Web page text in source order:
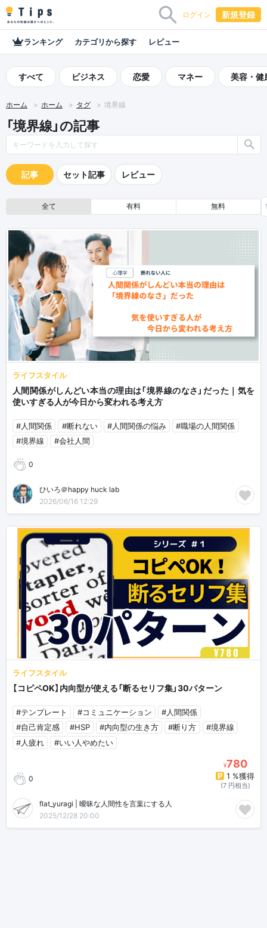
ログイン 新規登録
ランキング カテゴリから探す レビュー
すべて ビジネス 恋愛 マネー 美容・健
ホーム ホーム タグ 境界線
「境界線」の記事
記事 セット記事 レビュー
全て 有料 無料
ライフスタイル
人間関係がしんどい本当の理由は「境界線のなさ」だった｜気を
使いすぎる人が今日から変われる考え方
#人間関係 #断れない #人間関係の悩み
#職場の人間関係
#境界線
#会社人間
0
ひいろ＠happy huck lab
2026/06/16 12:29
ライフスタイル
【コピペOK】内向型が使える「断るセリフ集」30パターン
#テンプレート #コミュニケーション
#人間関係
#自己肯定感
#HSP #内向型の生き方 #断り方
#境界線
#人疲れ
#いい人やめたい
0
¥780
1 %獲得
(7 円相当)
flat_yuragi | 曖昧な人間性を言葉にする人
2025/12/28 20:00